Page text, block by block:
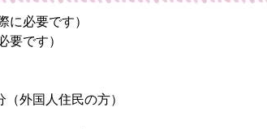
必要です）
です）
外国人住民の方）